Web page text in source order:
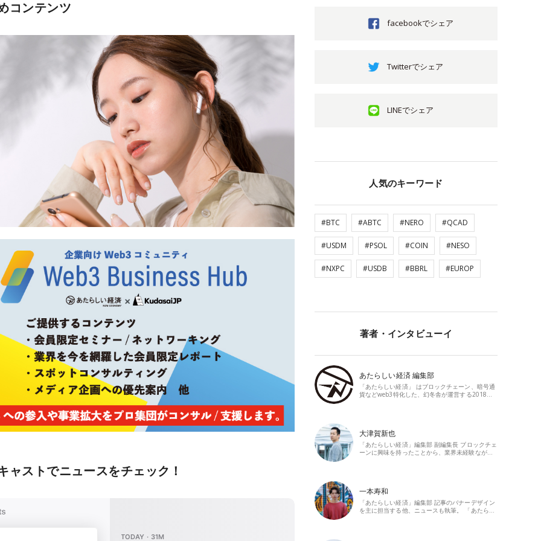
コンテンツ
ャストでニュースをチェック！
facebookでシェア
Twitterでシェア
LINEでシェア
人気のキーワード
#BTC #ABTC #NERO #QCAD
#USDM #PSOL #COIN #NESO
#NXPC #USDB #BBRL #EUROP
著者・インタビューイ
あたらしい経済 編集部
「あたらしい経済」 はブロックチェーン、暗号通
貨などweb3特化した、幻冬舎が運営する2018…
大津賀新也
「あたらしい経済」編集部 副編集長 ブロックチェ
ーンに興味を持ったことから、業界未経験なが…
一本寿和
「あたらしい経済」編集部 記事のバナーデザイン
を主に担当する他、ニュースも執筆。 「あたら…